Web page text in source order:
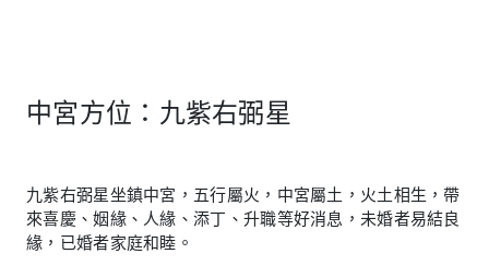
中宮方位：九紫右弼星
九紫右弼星坐鎮中宮，五行屬火，中宮屬土，火土相生，帶
來喜慶、姻緣、人緣、添丁、升職等好消息，未婚者易結良
緣，已婚者家庭和睦。